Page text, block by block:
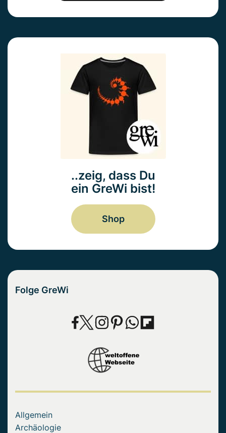
..zeig, dass Du
ein GreWi bist!
Shop
Folge GreWi
Allgemein
Archäologie